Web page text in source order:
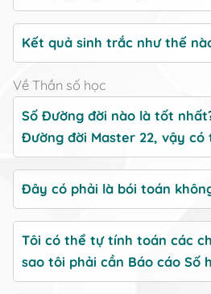
Kết quả sinh trắc như thế
Về Thần số học
Số Đường đời nào là tốt
Đường đời Master 22, vậy có
Đây có phải là bói toán
Tôi có thể tự tính toán các
sao tôi phải cần Báo cáo Số